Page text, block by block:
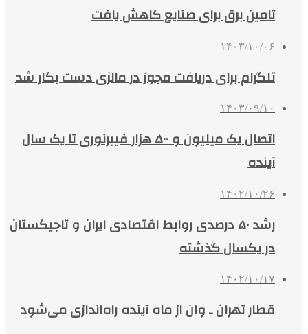
تامین برق برای صنایع کاهش یافت
۱۴۰۳/۱۰/۰۶
تلگرام برای دریافت مجوز در مالزی دست بکار شد
۱۴۰۳/۰۹/۱۰
اتصال یک میلیون و ۵۰۰ هزار فیبرنوری تا یک سال
آینده
۱۴۰۲/۱۰/۲۶
رشد ۵۰ درصدی روابط اقتصادی ایران و تاجیکستان
در یکسال گذشته
۱۴۰۲/۱۰/۱۷
قطار تهران ـ وان از ماه آینده راه‌اندازی می‌شود